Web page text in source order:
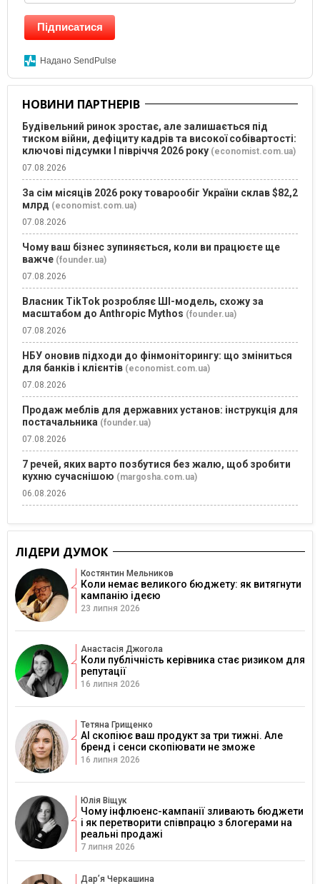
Підписатися
Надано SendPulse
НОВИНИ ПАРТНЕРІВ
Будівельний ринок зростає, але залишається під
тиском війни, дефіциту кадрів та високої собівартості:
ключові підсумки І півріччя 2026 року (economist.com.ua)
07.08.2026
За сім місяців 2026 року товарообіг України склав $82,2
млрд (economist.com.ua)
07.08.2026
Чому ваш бізнес зупиняється, коли ви працюєте ще
важче (founder.ua)
07.08.2026
Власник TikTok розробляє ШІ-модель, схожу за
масштабом до Anthropic Mythos (founder.ua)
07.08.2026
НБУ оновив підходи до фінмоніторингу: що зміниться
для банків і клієнтів (economist.com.ua)
07.08.2026
Продаж меблів для державних установ: інструкція для
постачальника (founder.ua)
07.08.2026
7 речей, яких варто позбутися без жалю, щоб зробити
кухню сучаснішою (margosha.com.ua)
06.08.2026
ЛІДЕРИ ДУМОК
Костянтин Мельников
Коли немає великого бюджету: як витягнути
кампанію ідеєю
23 липня 2026
Анастасія Джогола
Коли публічність керівника стає ризиком для
репутації
16 липня 2026
Тетяна Грищенко
AI скопіює ваш продукт за три тижні. Але
бренд і сенси скопіювати не зможе
16 липня 2026
Юлія Віщук
Чому інфлюенс-кампанії зливають бюджети
і як перетворити співпрацю з блогерами на
реальні продажі
7 липня 2026
Дарʼя Черкашина